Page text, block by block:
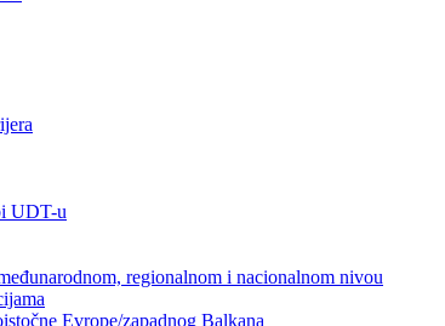
UDT-u
regionalnom i nacionalnom nivou
Evrope/zapadnog Balkana